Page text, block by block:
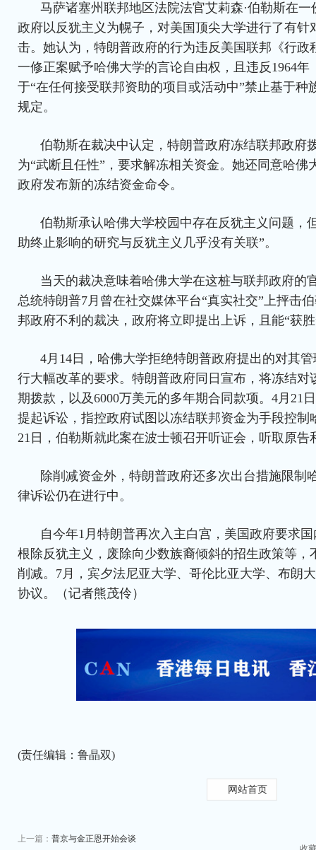
马萨诸塞州联邦地区法院法官艾莉森·伯勒斯在
政府以反犹主义为幌子，对美国顶尖大学进行了有针
击。她认为，特朗普政府的行为违反美国联邦《行政
一修正案赋予哈佛大学的言论自由权，且违反1964年
于“在任何接受联邦资助的项目或活动中”禁止基于种
规定。
伯勒斯在裁决中认定，特朗普政府冻结联邦政府
为“武断且任性”，要求解冻相关资金。她还同意哈佛
政府发布新的冻结资金命令。
伯勒斯承认哈佛大学校园中存在反犹主义问题，
助终止影响的研究与反犹主义几乎没有关联”。
当天的裁决意味着哈佛大学在这桩与联邦政府的
总统特朗普7月曾在社交媒体平台“真实社交”上抨击
邦政府不利的裁决，政府将立即提出上诉，且能“获
4月14日，哈佛大学拒绝特朗普政府提出的对其
行大幅改革的要求。特朗普政府同日宣布，将冻结对
期拨款，以及6000万美元的多年期合同款项。4月21
提起诉讼，指控政府试图以冻结联邦资金为手段控制
21日，伯勒斯就此案在波士顿召开听证会，听取原告
除削减资金外，特朗普政府还多次出台措施限制
律诉讼仍在进行中。
自今年1月特朗普再次入主白宫，美国政府要求
根除反犹主义，废除向少数族裔倾斜的招生政策等，
削减。7月，宾夕法尼亚大学、哥伦比亚大学、布朗
协议。
（记者熊茂伶）
(责任编辑：鲁晶双)
网站首页
上一篇： 普京与金正恩开始会谈